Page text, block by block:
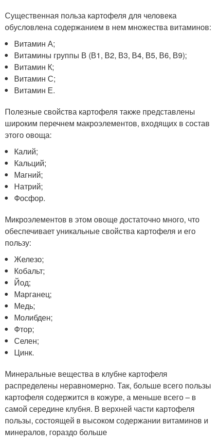
Существенная польза картофеля для человека
обусловлена содержанием в нем множества витаминов:
Витамин А;
Витамины группы В (В1, В2, В3, В4, В5, В6, В9);
Витамин К;
Витамин С;
Витамин Е.
Полезные свойства картофеля также представлены
широким перечнем макроэлементов, входящих в состав
этого овоща:
Калий;
Кальций;
Магний;
Натрий;
Фосфор.
Микроэлементов в этом овоще достаточно много, что
обеспечивает уникальные свойства картофеля и его
пользу:
Железо;
Кобальт;
Йод;
Марганец;
Медь;
Молибден;
Фтор;
Селен;
Цинк.
Минеральные вещества в клубне картофеля
распределены неравномерно. Так, больше всего пользы
картофеля содержится в кожуре, а меньше всего – в
самой середине клубня. В верхней части картофеля
пользы, состоящей в высоком содержании витаминов и
минералов, гораздо больше